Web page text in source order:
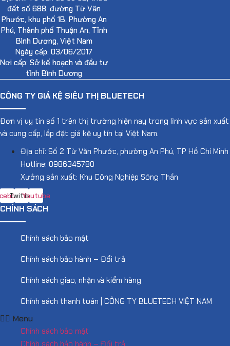
đất số 688, đường Từ Văn
Phước, khu phố 1B, Phường An
Phú, Thành phố Thuận An, Tỉnh
Bình Dương, Việt Nam
Ngày cấp: 03/06/2017
Nơi cấp: Sở kế hoạch và đầu tư
tỉnh Bình Dương
CÔNG TY GIÁ KỆ SIÊU THỊ BLUETECH
Đơn vị uy tín số 1 trên thị trường hiện nay trong lĩnh vực sản xuất
và cung cấp, lắp đặt giá kệ uy tín tại Việt Nam.
Địa chỉ: Số 2 Từ Văn Phước, phường An Phú, TP Hồ Chí Minh
Hotline: 0986345780
Xưởng sản xuất: Khu Công Nghiệp Sóng Thần
TwitterYoutube
CHÍNH SÁCH
Chính sách bảo mật
Chính sách bảo hành – Đổi trả
Chính sách giao, nhận và kiểm hàng
Chính sách thanh toán | CÔNG TY BLUETECH VIỆT NAM
Menu
Chính sách bảo mật
Chính sách bảo hành – Đổi trả